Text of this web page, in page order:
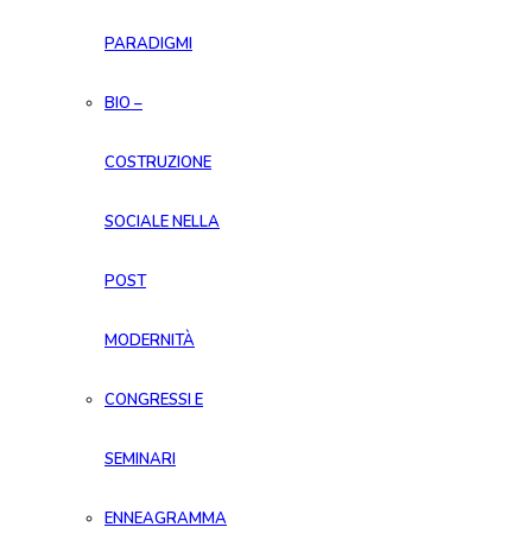
PARADIGMI
BIO –
COSTRUZIONE
SOCIALE NELLA
POST
MODERNITÀ
CONGRESSI E
SEMINARI
ENNEAGRAMMA